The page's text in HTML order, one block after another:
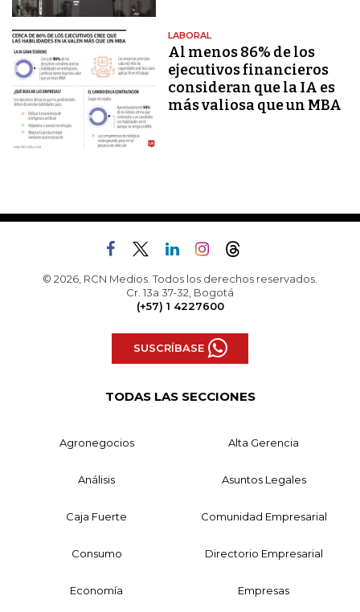
LABORAL
Al menos 86% de los
ejecutivos financieros
consideran que la IA es
más valiosa que un MBA
© 2026, RCN Medios. Todos los derechos reservados.
Cr. 13a 37-32, Bogotá
(+57) 1 4227600
SUSCRÍBASE
TODAS LAS SECCIONES
Agronegocios Alta Gerencia
Análisis Asuntos Legales
Caja Fuerte Comunidad Empresarial
Consumo Directorio Empresarial
Economía Empresas